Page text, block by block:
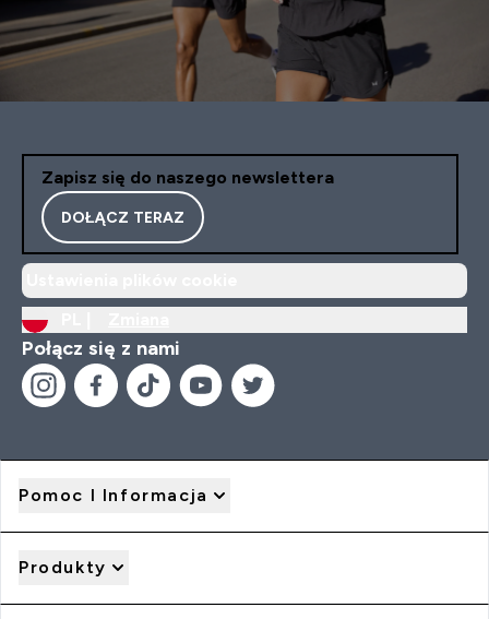
Zapisz się do naszego newslettera
DOŁĄCZ TERAZ
Połącz się z nami
Pomoc I Informacja
Produkty